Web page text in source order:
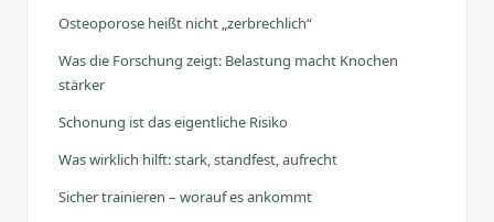
Osteoporose heißt nicht „zerbrechlich“
Was die Forschung zeigt: Belastung macht Knochen
stärker
Schonung ist das eigentliche Risiko
Was wirklich hilft: stark, standfest, aufrecht
Sicher trainieren – worauf es ankommt